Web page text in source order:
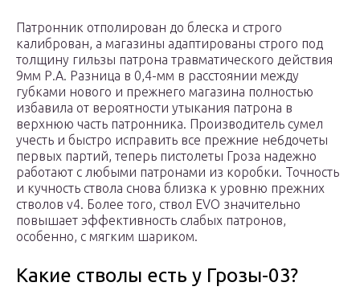
Патронник отполирован до блеска и строго
калиброван, а магазины адаптированы строго под
толщину гильзы патрона травматического действия
9мм Р.А. Разница в 0,4-мм в расстоянии между
губками нового и прежнего магазина полностью
избавила от вероятности утыкания патрона в
верхнюю часть патронника. Производитель сумел
учесть и быстро исправить все прежние не6дочеты
первых партий, теперь пистолеты Гроза надежно
работают с любыми патронами из коробки. Точность
и кучность ствола снова близка к уровню прежних
стволов v4. Более того, ствол EVO значительно
повышает эффективность слабых патронов,
особенно, с мягким шариком.
Какие стволы есть у Грозы-03?